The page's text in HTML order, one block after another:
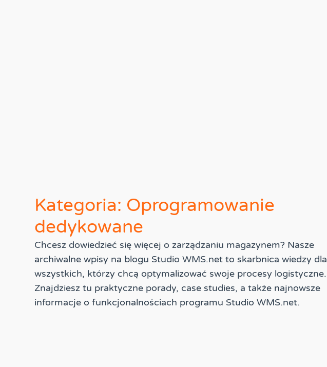
Kategoria: Oprogramowanie
dedykowane
Chcesz dowiedzieć się więcej o zarządzaniu magazynem? Nasze
archiwalne wpisy na blogu Studio WMS.net to skarbnica wiedzy dla
wszystkich, którzy chcą optymalizować swoje procesy logistyczne.
Znajdziesz tu praktyczne porady, case studies, a także najnowsze
informacje o funkcjonalnościach programu Studio WMS.net.